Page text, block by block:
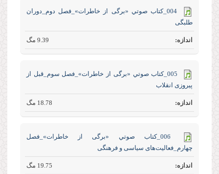
004_كتاب صوتي «برگی از خاطرات»_فصل دوم_دوران
طلبگی
9.39 مگ
005_كتاب صوتي «برگی از خاطرات»_فصل سوم_قبل از
پیروزی انقلاب
18.78 مگ
006_كتاب صوتي «برگی از خاطرات»_فصل
چهارم_فعالیت‌های سیاسی و فرهنگی
19.75 مگ